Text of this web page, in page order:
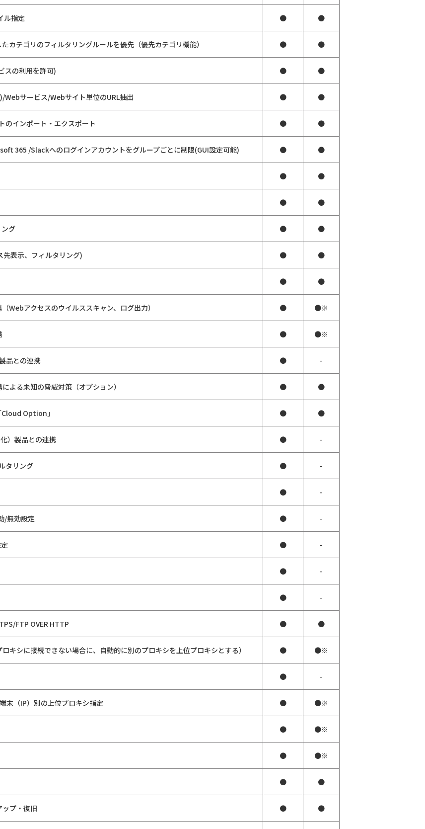
ル指定 ● ●
カテゴリのフィルタリングルールを優先（優先カテゴリ機能） ● ●
スの利用を許可) ● ●
サービス/Webサイト単位のURL抽出 ● ●
のインポート・エクスポート ● ●
365 /Slackへのログインアカウントをグループごとに制限(GUI設定可能) ● ●
● ●
● ●
グ ● ●
先表示、フィルタリング) ● ●
● ●
Webアクセスのウイルススキャン、ログ出力） ● ●※
● ●※
品との連携 ● -
よる未知の脅威対策（オプション） ● ●
Option」 ● ●
）製品との連携 ● -
タリング ● -
● -
/無効設定 ● -
● -
● -
● -
FTP OVER HTTP ● ●
キシに接続できない場合に、自動的に別のプロキシを上位プロキシとする） ● ●※
● -
末（IP）別の上位プロキシ指定 ● ●※
● ●※
● ●※
● ●
プ・復旧 ● ●